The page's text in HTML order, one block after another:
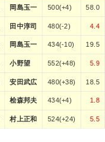
岡島玉一 500(+4) 58.0
田中淳司 480(-2) 4.4
岡島玉一 434(-10) 19.5
小野望 552(+48) 5.9
安田武広 480(+38) 18.5
桧森邦夫 434(+4) 1.8
村上正和 524(+24) 5.5